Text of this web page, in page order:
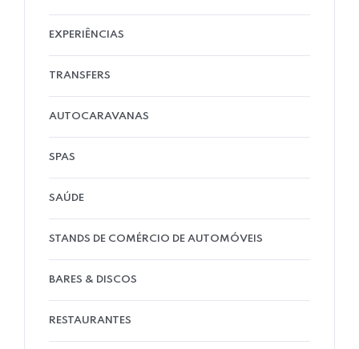
EXPERIÊNCIAS
TRANSFERS
AUTOCARAVANAS
SPAS
SAÚDE
STANDS DE COMÉRCIO DE AUTOMÓVEIS
BARES & DISCOS
RESTAURANTES